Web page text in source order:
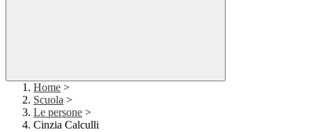
Home >
Scuola >
Le persone >
Cinzia Calculli